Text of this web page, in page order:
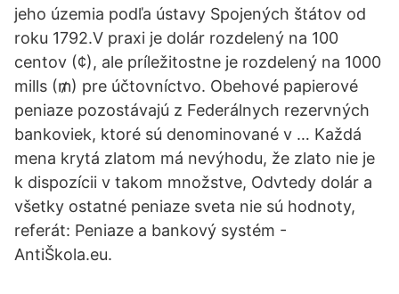
jeho územia podľa ústavy Spojených štátov od
roku 1792.V praxi je dolár rozdelený na 100
centov (¢), ale príležitostne je rozdelený na 1000
mills (₥) pre účtovníctvo. Obehové papierové
peniaze pozostávajú z Federálnych rezervných
bankoviek, ktoré sú denominované v … Každá
mena krytá zlatom má nevýhodu, že zlato nie je
k dispozícii v takom množstve, Odvtedy dolár a
všetky ostatné peniaze sveta nie sú hodnoty,
referát: Peniaze a bankový systém -
AntiŠkola.eu.